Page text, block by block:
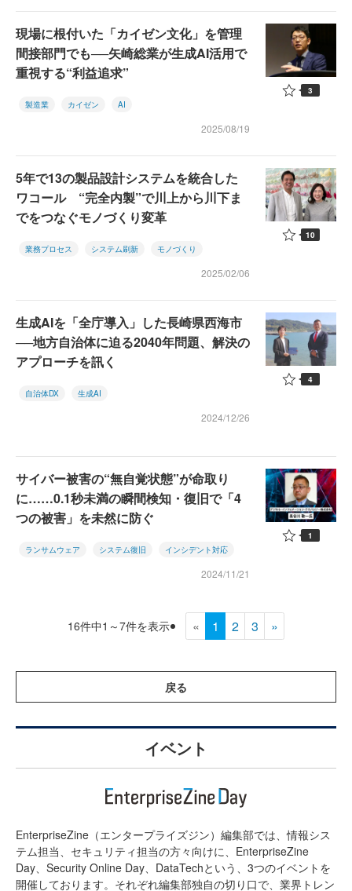
現場に根付いた「カイゼン文化」を管理
間接部門でも──矢崎総業が生成AI活用で
重視する“利益追求”
製造業 カイゼン AI
2025/08/19
3
5年で13の製品設計システムを統合した
ワコール “完全内製”で川上から川下ま
でをつなぐモノづくり変革
業務プロセス システム刷新 モノづくり
2025/02/06
10
生成AIを「全庁導入」した長崎県西海市
──地方自治体に迫る2040年問題、解決の
アプローチを訊く
自治体DX 生成AI
2024/12/26
4
サイバー被害の“無自覚状態”が命取り
に……0.1秒未満の瞬間検知・復旧で「4
つの被害」を未然に防ぐ
ランサムウェア システム復旧 インシデント対応
2024/11/21
1
16件中1～7件を表示 « 1 2 3 »
戻る
イベント
EnterpriseZine（エンタープライズジン）編集部では、情報シス
テム担当、セキュリティ担当の方々向けに、EnterpriseZine
Day、Security Online Day、DataTechという、3つのイベントを
開催しております。それぞれ編集部独自の切り口で、業界トレン